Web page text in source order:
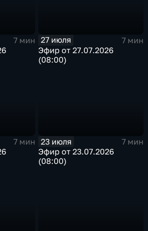
7 мин
27 июля
7 мин
Эфир от 27.07.2026
(08:00)
7 мин
23 июля
7 мин
Эфир от 23.07.2026
(08:00)